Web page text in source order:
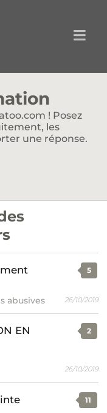
! Posez
les
une réponse.
abusives
5
26/10/2019
EN
2
26/10/2019
11